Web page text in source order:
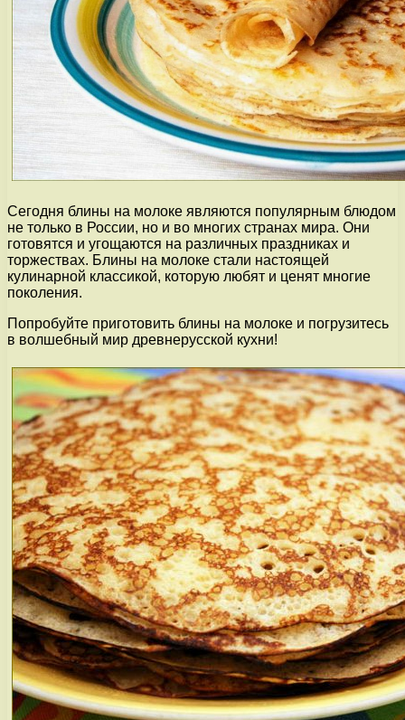
Сегодня блины на молоке являются популярным блюдом
не только в России, но и во многих странах мира. Они
готовятся и угощаются на различных праздниках и
торжествах. Блины на молоке стали настоящей
кулинарной классикой, которую любят и ценят многие
поколения.
Попробуйте приготовить блины на молоке и погрузитесь
в волшебный мир древнерусской кухни!